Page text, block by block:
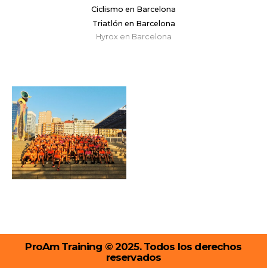
Ciclismo en Barcelona
Triatlón en Barcelona
Hyrox en Barcelona
ProAm Training © 2025. Todos los derechos
reservados